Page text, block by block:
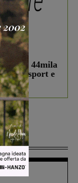
oltre 44mila
lo sport e